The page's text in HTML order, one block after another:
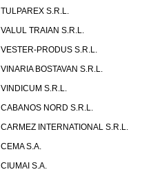
TULPAREX S.R.L.
VALUL TRAIAN S.R.L.
VESTER-PRODUS S.R.L.
VINARIA BOSTAVAN S.R.L.
VINDICUM S.R.L.
CABANOS NORD S.R.L.
CARMEZ INTERNATIONAL S.R.L.
CEMA S.A.
CIUMAI S.A.